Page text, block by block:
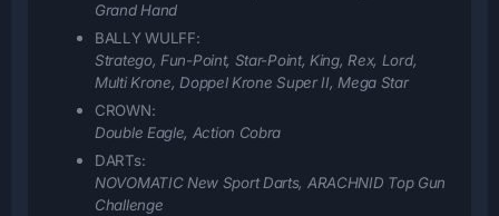
Grand Hand
BALLY WULFF:
Stratego, Fun-Point, Star-Point, King, Rex, Lord,
Multi Krone, Doppel Krone Super II, Mega Star
CROWN:
Double Eagle, Action Cobra
DARTs:
NOVOMATIC New Sport Darts, ARACHNID Top Gun
Challenge